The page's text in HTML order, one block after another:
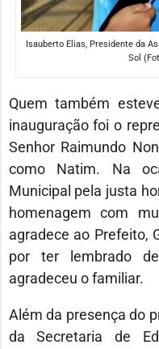
Isauberto Elias, Presidente da
Sol
Quem também
inauguração foi o
Senhor Raimundo
como Natim. Na
Municipal pela justa
homenagem com
agradece ao Prefeito,
por ter lembrado
agradeceu o familiar.
Além da presença do
da Secretaria de